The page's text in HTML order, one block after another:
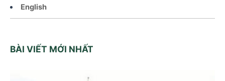
English
BÀI VIẾT MỚI NHẤT